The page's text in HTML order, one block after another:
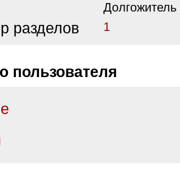
разделов 1
пользователя